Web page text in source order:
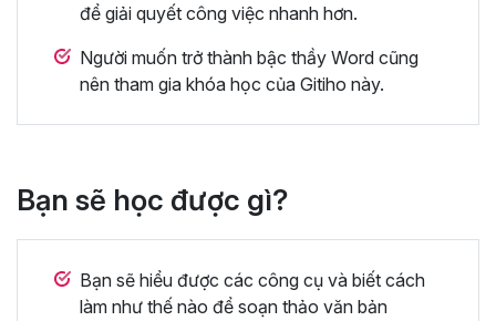
để giải quyết công việc nhanh hơn.
Người muốn trở thành bậc thầy Word cũng
nên tham gia khóa học của Gitiho này.
Bạn sẽ học được gì?
Bạn sẽ hiểu được các công cụ và biết cách
làm như thế nào để soạn thảo văn bản